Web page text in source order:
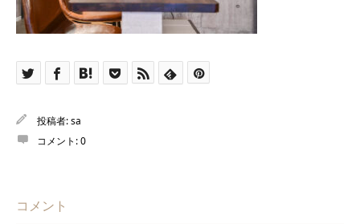
投稿者:sa
コメント:0
コメント